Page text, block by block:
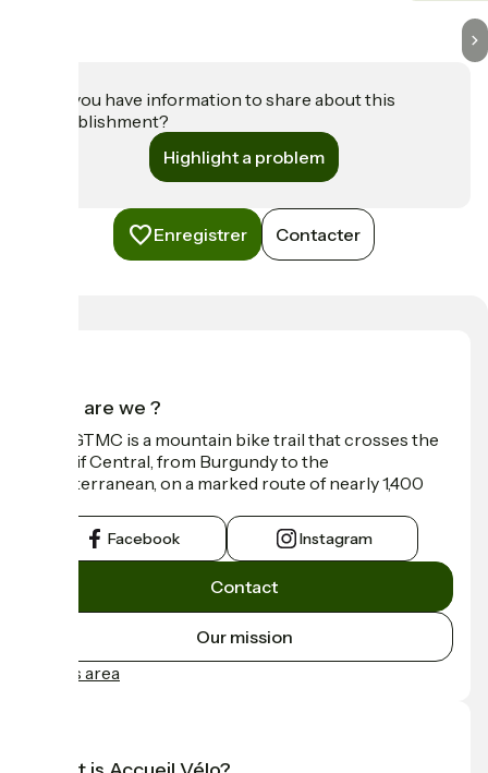
Do you have information to share about this
establishment?
Highlight a problem
Enregistrer Contacter
Who are we ?
The GTMC is a mountain bike trail that crosses the
Massif Central, from Burgundy to the
Mediterranean, on a marked route of nearly 1,400
Facebook Instagram
Contact
Our mission
Press area